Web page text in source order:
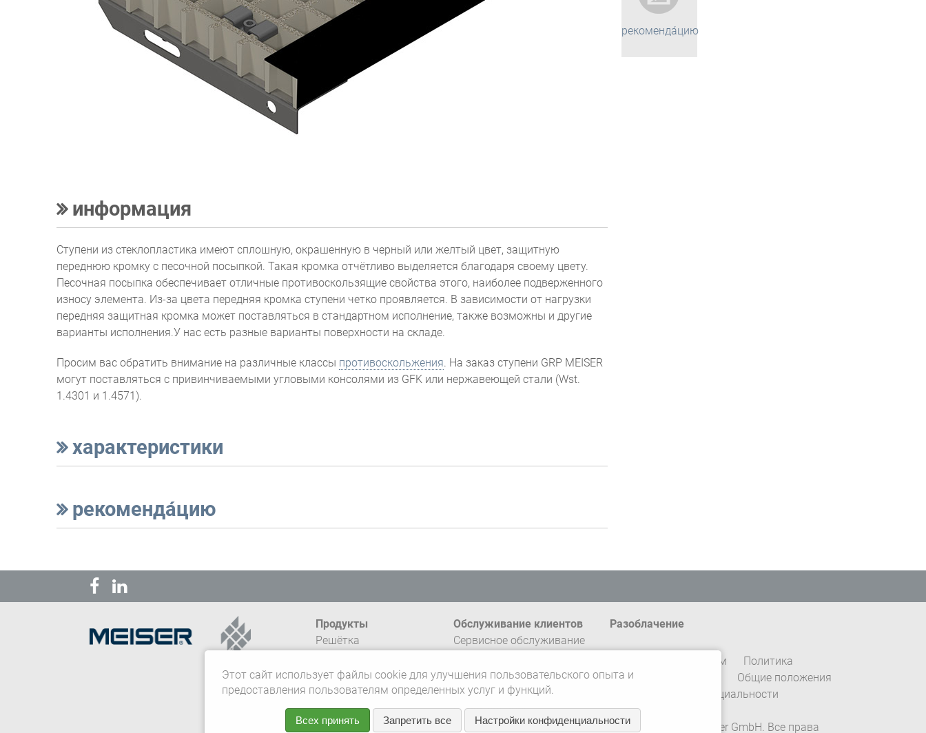
информация
Ступени из стеклопластика имеют сплошную, окрашенную в черный или желтый цвет, защитную
переднюю кромку с песочной посыпкой. Такая кромка отчётливо выделяется благодаря своему цвету.
Песочная посыпка обеспечивает отличные противоскользящие свойства этого, наиболее подверженного
износу элемента. Из-за цвета передняя кромка ступени четко проявляется. В зависимости от нагрузки
передняя защитная кромка может поставляться в стандартном исполнение, также возможны и другие
варианты исполнения.У нас есть разные варианты поверхности на складе.
Просим вас обратить внимание на различные классы противоскольжения . На заказ ступени GRP MEISER
могут поставляться с привинчиваемыми угловыми консолями из GFK или нержавеющей стали (Wst.
1.4301 и 1.4571).
характеристики
рекоменда́цию
рекоменда́цию
Продукты
Pешётка
Напольные системы GRP
Обслуживание клиентов
Сервисное обслуживание
Компетентность в
области проектирования
Обслуживание
Разоблачение
Импрессум
Политика
конфиденциальности
Общие положения
Настройки конфиденциальности
© 2026 Gebrüder Meiser GmbH. Все права
Этот сайт использует файлы cookie для улучшения пользовательского опыта и
предоставления пользователям определенных услуг и функций.
Всех принять Запретить все Настройки конфиденциальности